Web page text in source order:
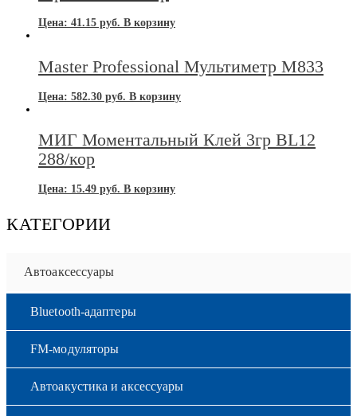
Цена: 41.15 руб. В корзину
Master Professional Мультиметр M833
Цена: 582.30 руб. В корзину
МИГ Моментальный Клей 3гр BL12
288/кор
Цена: 15.49 руб. В корзину
КАТЕГОРИИ
Автоаксессуары
Bluetooth-адаптеры
FM-модуляторы
Автоакустика и аксессуары